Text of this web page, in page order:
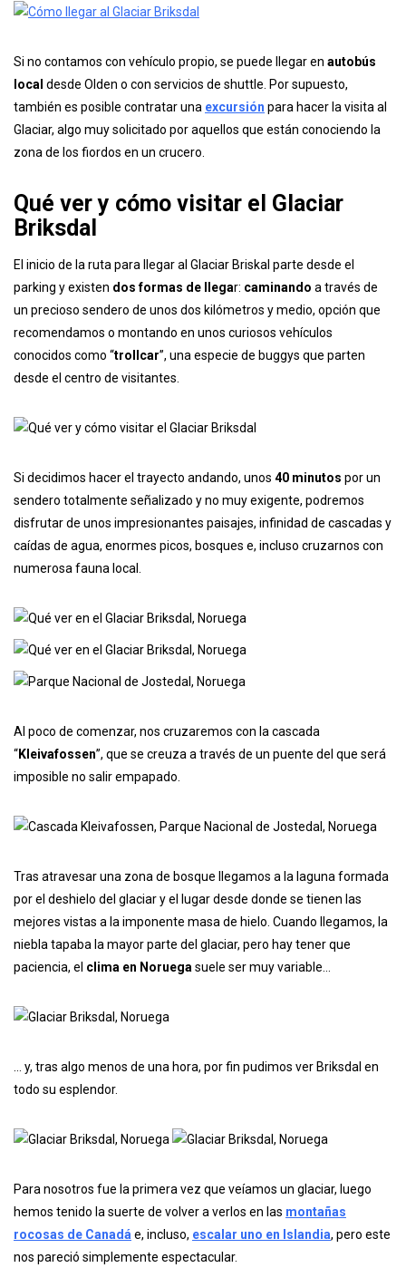
Si no contamos con vehículo propio, se puede llegar en autobús
local desde Olden o con servicios de shuttle. Por supuesto,
también es posible contratar una excursión para hacer la visita al
Glaciar, algo muy solicitado por aquellos que están conociendo la
zona de los fiordos en un crucero.
Qué ver y cómo visitar el Glaciar
Briksdal
El inicio de la ruta para llegar al Glaciar Briskal parte desde el
parking y existen dos formas de llegar: caminando a través de
un precioso sendero de unos dos kilómetros y medio, opción que
recomendamos o montando en unos curiosos vehículos
conocidos como “trollcar”, una especie de buggys que parten
desde el centro de visitantes.
Si decidimos hacer el trayecto andando, unos 40 minutos por un
sendero totalmente señalizado y no muy exigente, podremos
disfrutar de unos impresionantes paisajes, infinidad de cascadas y
caídas de agua, enormes picos, bosques e, incluso cruzarnos con
numerosa fauna local.
Al poco de comenzar, nos cruzaremos con la cascada
“Kleivafossen”, que se creuza a través de un puente del que será
imposible no salir empapado.
Tras atravesar una zona de bosque llegamos a la laguna formada
por el deshielo del glaciar y el lugar desde donde se tienen las
mejores vistas a la imponente masa de hielo. Cuando llegamos, la
niebla tapaba la mayor parte del glaciar, pero hay tener que
paciencia, el clima en Noruega suele ser muy variable…
… y, tras algo menos de una hora, por fin pudimos ver Briksdal en
todo su esplendor.
Para nosotros fue la primera vez que veíamos un glaciar, luego
hemos tenido la suerte de volver a verlos en las montañas
rocosas de Canadá e, incluso, escalar uno en Islandia, pero este
nos pareció simplemente espectacular.